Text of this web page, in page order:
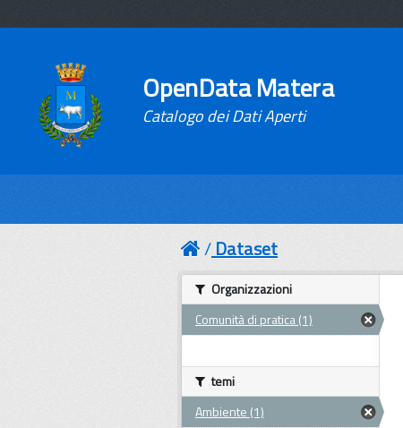
OpenData Matera
Catalogo dei Dati Aperti
Dataset
Organizzazioni
Comunità di pratica (1)
temi
Ambiente (1)